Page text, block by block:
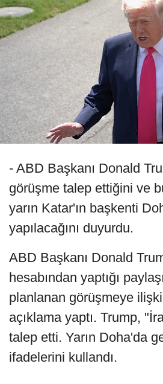
- ABD Başkanı Donald
görüşme talep ettiğini ve
yarın Katar'ın başkenti
yapılacağını duyurdu.
ABD Başkanı Donald
hesabından yaptığı
planlanan görüşmeye
açıklama yaptı. Trump,
talep etti. Yarın Doha'da
ifadelerini kullandı.